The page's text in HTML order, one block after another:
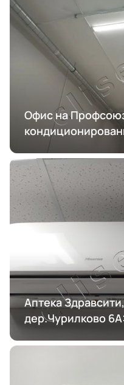
Офис на
Аптека
дер.Чурилково